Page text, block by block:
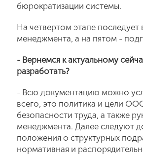
бюрократизации системы.
На четвертом этапе
менеджмента, а на пятом -
- Вернемся к актуальному
разработать?
- Всю документацию можно
всего, это политика и цели
безопасности труда, а также
менеджмента. Далее следуют
положения о структурных
нормативная и